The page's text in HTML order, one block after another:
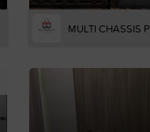
MULTI CHASSIS P